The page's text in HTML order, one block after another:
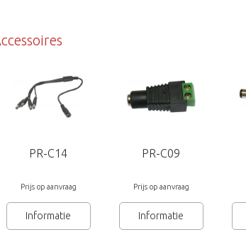
PR-C14
Prijs op aanvraag
Informatie
PR-C09
Prijs op aanvraag
Informatie